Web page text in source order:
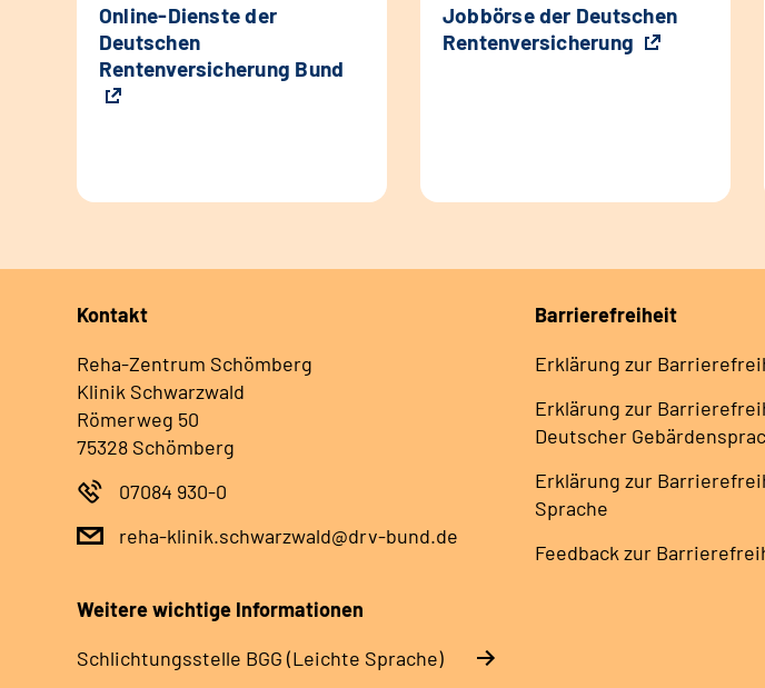
Online-Dienste der
Deutschen
Rentenversicherung Bund
Jobbörse der Deutschen
Rentenversicherung
Kontakt
Reha-Zentrum Schömberg
Klinik Schwarzwald
Römerweg 50
75328 Schömberg
07084 930-0
reha-klinik.schwarzwald@drv-bund.de
Barrierefreiheit
Erklärung zur
Erklärung zur
Deutscher
Erklärung zur
Sprache
Feedback zur
Weitere wichtige Informationen
Schlich­tungs­stel­le BGG (Leichte Sprache)